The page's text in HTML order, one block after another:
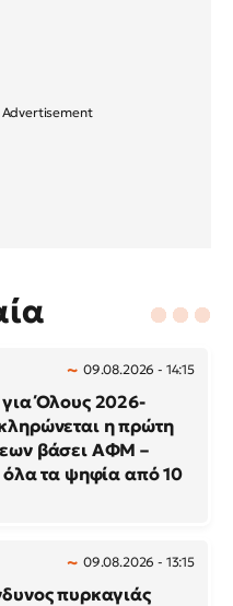
09.08.2026 - 14:15
για Όλους 2026-
η πρώτη
βάσει ΑΦΜ –
όλα τα ψηφία από 10
09.08.2026 - 13:15
πυρκαγιάς